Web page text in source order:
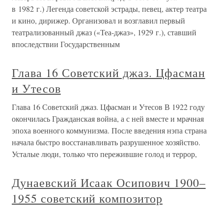
в 1982 г.) Легенда советской эстрады, певец, актер театра
и кино, дирижер. Организовал и возглавил первый
театрализованный джаз («Теа-джаз», 1929 г.), ставший
впоследствии Государственным
Глава 16 Советский джаз. Цфасман
и Утесов
Глава 16 Советский джаз. Цфасман и Утесов В 1922 году
окончилась Гражданская война, а с ней вместе и мрачная
эпоха военного коммунизма. После введения нэпа страна
начала быстро восстанавливать разрушенное хозяйство.
Усталые люди, только что пережившие голод и террор,
Дунаевский Исаак Осипович 1900–
1955 советский композитор